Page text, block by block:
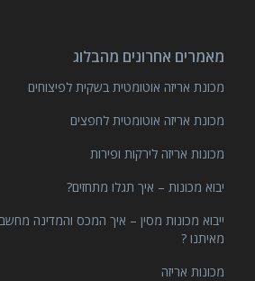
מאמרים אחרונים מהבלוג
מכונת אריזה אוטומטית בשקית לפיצוחים
מכונת אריזה אוטומטית לחפצים
מכונות אריזה לירקות ופירות
יבוא מכונות – איך תגלו מתחזים?
ייבוא מכונות מסין – איך המכס והמדינה
מאיתנו ?
מכונות אריזה